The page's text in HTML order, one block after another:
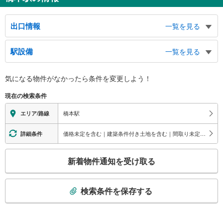
出口情報
一覧を見る
北口（ＪＲ）
橋本３～７丁目・東橋本方面、町田市小山町方面、シティプラザはしもと、杜
のホールはしもと、橋本図書館、バスのりば、タクシーのりば
南口（ＪＲ）
区役所、アートラボはしもと、アリオ橋本、相模原北警察署、サン・エールさ
がみはら、バスのりば、タクシーのりば
北口
ＪＲ橋本駅（横浜線・相模線）、東橋本方面、橋本３～７丁目方面、町田市小
山町方面、バスのりば、タクシーのりば
南口
西橋本・橋本１・２丁目方面、小山１～４丁目方面、大山町方面、バスのり
ば、タクシーのりば、アートラボはしもと、アリオ橋本、相模原北警察署、サ
ン・エールさがみはら、緑区合同庁舎
駅設備
一覧を見る
※段差なしでの移動経路
【ＪＲ東日本】：○
【京王電鉄】：○
エレベータ
【ＪＲ】
・各ホーム⇔改札
【京王電鉄】
・改札⇔北口
気になる物件がなかったら条件を変更しよう！
現在の検索条件
エリア/路線 橋本駅
詳細条件 価格未定を含む｜建築条件付き土地を含む｜間取り未定を含む｜本日公開
検
新着物件通知を受け取る
検索条件を保存する